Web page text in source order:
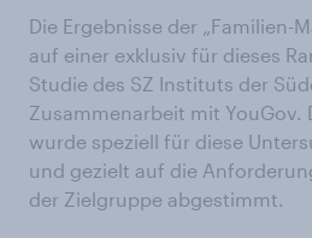
Die Ergebnisse der „Familien-
auf einer exklusiv für dieses
Studie des SZ Instituts der
Zusammenarbeit mit YouGov.
wurde speziell für diese
und gezielt auf die
der Zielgruppe abgestimmt.